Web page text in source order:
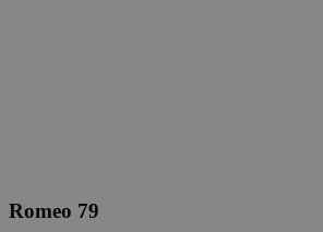
Romeo 79